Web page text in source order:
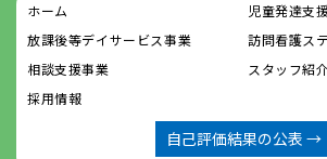
ホーム
児童発達支
放課後等デイサービス事業
訪問看護ス
相談支援事業
スタッフ紹介
採用情報
自己評価結果の公表 →